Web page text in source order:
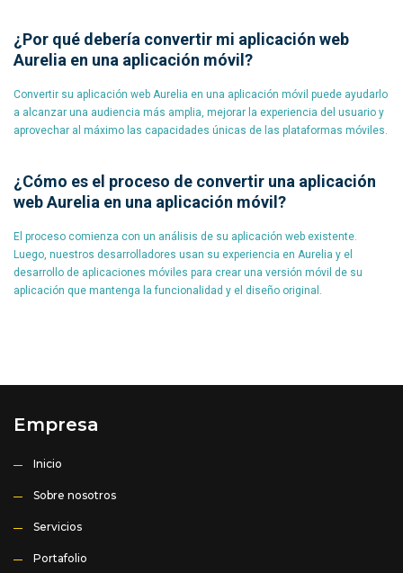
¿Por qué debería convertir mi aplicación web
Aurelia en una aplicación móvil?
Convertir su aplicación web Aurelia en una aplicación móvil puede ayudarlo
a alcanzar una audiencia más amplia, mejorar la experiencia del usuario y
aprovechar al máximo las capacidades únicas de las plataformas móviles.
¿Cómo es el proceso de convertir una aplicación
web Aurelia en una aplicación móvil?
El proceso comienza con un análisis de su aplicación web existente.
Luego, nuestros desarrolladores usan su experiencia en Aurelia y el
desarrollo de aplicaciones móviles para crear una versión móvil de su
aplicación que mantenga la funcionalidad y el diseño original.
Empresa
Inicio
Sobre nosotros
Servicios
Portafolio